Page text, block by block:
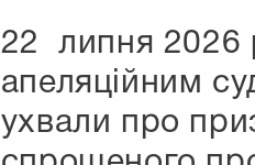
22 липня 2026
апеляційним
ухвали про